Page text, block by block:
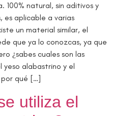
100% natural, sin aditivos y
es aplicable a varias
un material similar, el
que ya lo conozcas, ya que
¿sabes cuales son las
alabastrino y el
qué […]
utiliza el